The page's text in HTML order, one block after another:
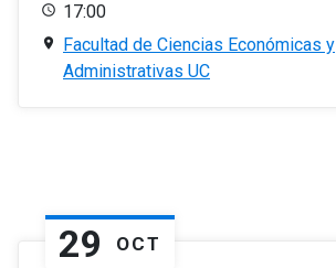
17:00
Facultad de Ciencias Económicas y
Administrativas UC
29 OCT